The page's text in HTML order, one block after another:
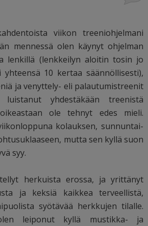
viikon treeniohjelmani
mennessä olen käynyt ohjelman
lenkillä (lenkkeilyn aloitin tosin jo
10 kertaa säännöllisesti),
ja venyttely- eli palautumistreenit
yhdestäkään treenistä
ole tehnyt edes mieli.
kolauksen, sunnuntai-
mutta sen kyllä suon
syy.
herkuista erossa, ja yrittänyt
ja keksiä kaikkea terveellistä,
syötävää herkkujen tilalle.
leiponut kyllä mustikka- ja